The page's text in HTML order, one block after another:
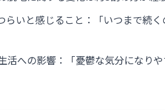
らいと感じること：「いつまで続
活への影響：「憂鬱な気分になり